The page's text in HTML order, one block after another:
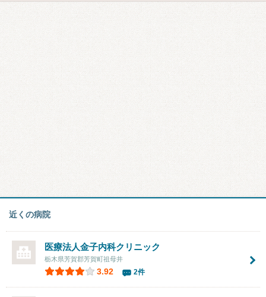
近くの病院
医療法人金子内科クリニック
栃木県芳賀郡芳賀町祖母井
3.92 2件